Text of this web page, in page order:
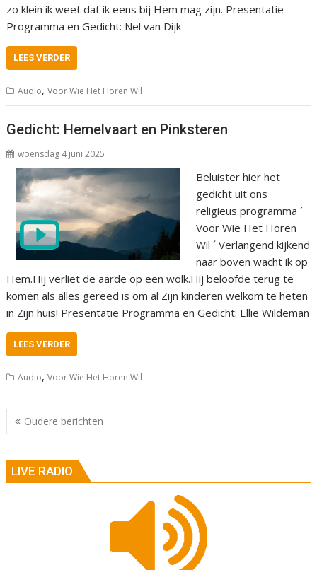
zo klein ik weet dat ik eens bij Hem mag zijn. Presentatie
Programma en Gedicht: Nel van Dijk
LEES VERDER
Audio,Voor Wie Het Horen Wil
Gedicht: Hemelvaart en Pinksteren
woensdag 4 juni 2025
Beluister hier het
gedicht uit ons
religieus programma ´
Voor Wie Het Horen
Wil ´ Verlangend kijkend
naar boven wacht ik op
Hem.Hij verliet de aarde op een wolk.Hij beloofde terug te
komen als alles gereed is om al Zijn kinderen welkom te heten
in Zijn huis! Presentatie Programma en Gedicht: Ellie Wildeman
LEES VERDER
Audio,Voor Wie Het Horen Wil
Berichtnavigatie
Oudere berichten
LIVE RADIO